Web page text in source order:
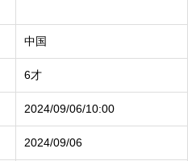
中国
6才
2024/09/06/10:00
2024/09/06